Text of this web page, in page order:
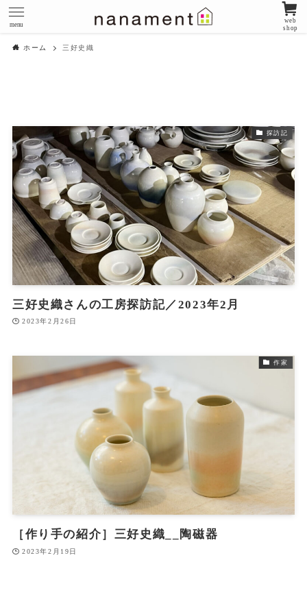
web
shop
menu
ホーム 三好史織
探訪記
三好史織さんの工房探訪記／2023年2月
2023年2月26日
作家
［作り手の紹介］三好史織__陶磁器
2023年2月19日